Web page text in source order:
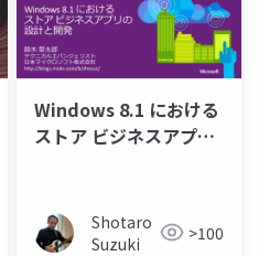
Windows 8.1 における
ストア ビジネスアプリ
Shotaro
Suzuki
>100